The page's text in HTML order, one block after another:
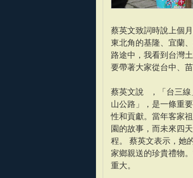
蔡英文致詞時說上個
東北角的基隆、宜蘭
路途中，我看到台灣
要帶著大家從台中、
蔡英文說 ，「台三線
山公路」，是一條重
性和貢獻。當年客家
園的故事，而未來四
程。 蔡英文表示，她
家鄉親送的珍貴禮物
重大。